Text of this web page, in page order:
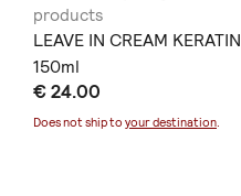
products
LEAVE IN CREAM KERATIN
150ml
€ 24.00
Does not ship to your destination.